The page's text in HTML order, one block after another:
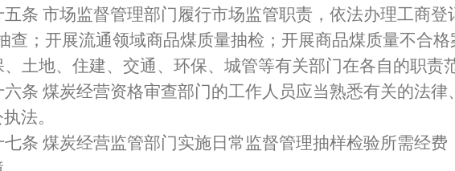
五条 市场监督管理部门 履行市场监管职责，依法办理工商
查；开展流通领域商品煤质量抽检；开展商品煤质量不合格
、土地、住建、交通、环保、城管等有关部门在各自的职责
六条 煤炭经营资格审查部门的工作人员应当熟悉有关的法
法。
七条 煤炭经营监管部门实施日常监督管理抽样检验所需经